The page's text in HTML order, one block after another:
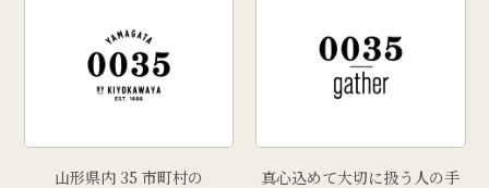
山形県内 35 市町村の
真心込めて大切に扱う人の手